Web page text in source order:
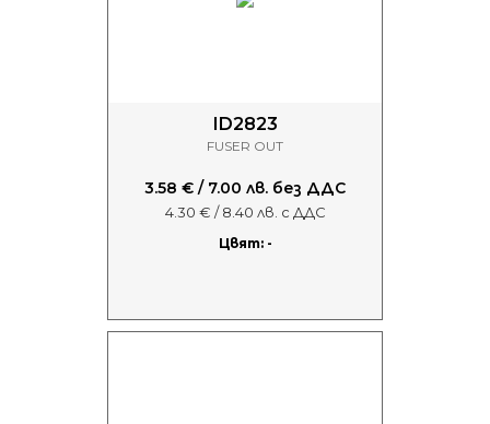
ID2823
FUSER OUT
3.58 € / 7.00 лв. без ДДС
4.30 € / 8.40 лв. с ДДС
Цвят: -